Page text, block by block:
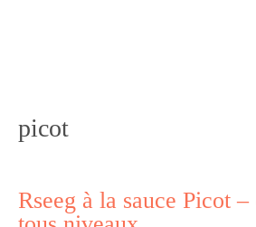
picot
Rseeg à la sauce Picot